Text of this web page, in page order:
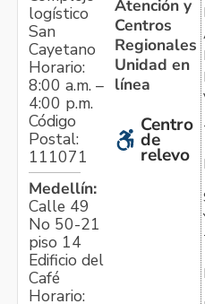
logístico
San
Cayetano
Horario:
8:00 a.m. –
4:00 p.m.
Código
Postal:
111071
Medellín:
Calle 49
No 50-21
piso 14
Edificio del
Café
Horario:
Atención y
Centros
Regionales
Unidad en
línea
Centro
de
relevo